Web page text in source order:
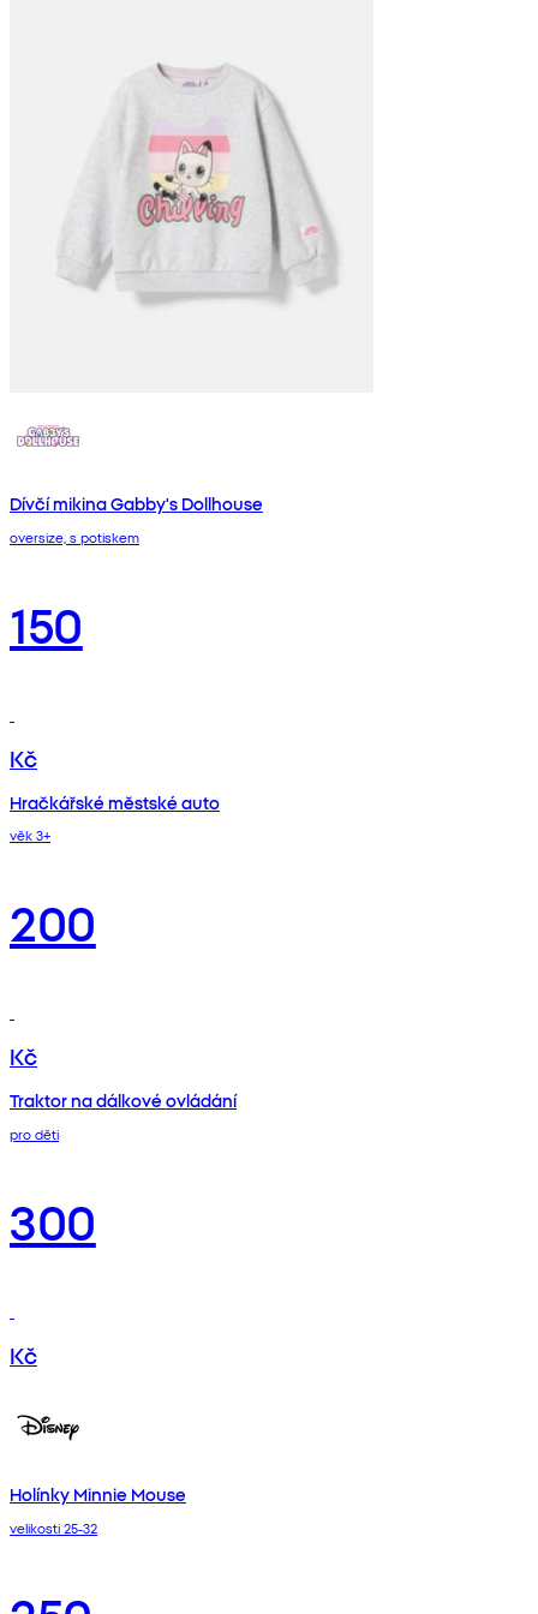
Dívčí mikina Gabby's Dollhouse
oversize, s potiskem
150
Kč
Hračkářské městské auto
věk 3+
200
Kč
Traktor na dálkové ovládání
pro děti
300
Kč
Holínky Minnie Mouse
velikosti 25-32